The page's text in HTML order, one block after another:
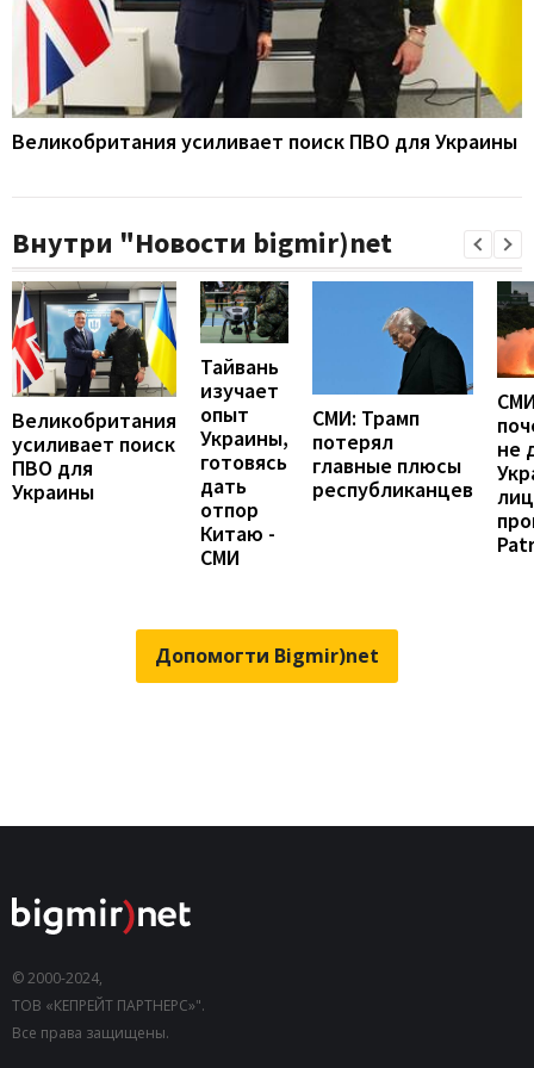
Великобритания усиливает поиск ПВО для Украины
Внутри "Новости bigmir)net
Великобритания
усиливает поиск
ПВО для
Украины
Тайвань
изучает
опыт
Украины,
готовясь
дать
отпор
Китаю -
СМИ
СМИ: Трамп
потерял
главные плюсы
республиканцев
не
Допомогти Bigmir)net
© 2000-2024,
ТОВ «КЕПРЕЙТ ПАРТНЕРС»".
Все права защищены.